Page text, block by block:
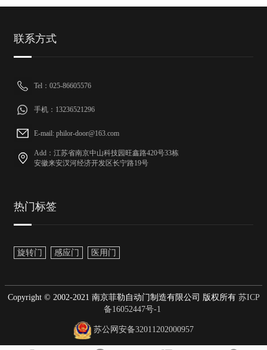
联系方式
Tel：025-86605576
手机：13236521296
E-mail: philor-door@163.com
Add：江苏省南京中山科技园旺鑫路420号33栋
安徽来安汊河经济开发区长宁路19号
热门标签
旋转门 感应门 医用门
Copyright © 2002-2021 南京菲勒自动门制造有限公司 版权所有苏ICP
备16052447号-1
苏公网安备32011202000957